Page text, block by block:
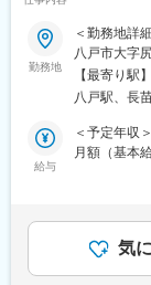
■業務補足：
※社有車（軽
※電話待機
■就業時間
1ヶ月単位
働時間：40
平成29年3
療ケアを行
ビリを併せ
勤務地
＜勤務地詳
八戸市大字尻内町字鴨
JR 八戸線
【最寄り駅】
八戸駅、長
給与
＜予定年収
月額（基本
給：年
下する可能
気